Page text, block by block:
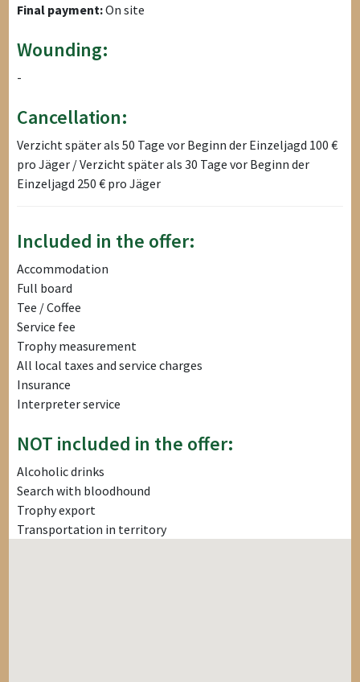
Final payment:On site
Wounding:
-
Cancellation:
Verzicht später als 50 Tage vor Beginn der Einzeljagd 100 €
pro Jäger / Verzicht später als 30 Tage vor Beginn der
Einzeljagd 250 € pro Jäger
Included in the offer:
Accommodation
Full board
Tee / Coffee
Service fee
Trophy measurement
All local taxes and service charges
Insurance
Interpreter service
NOT included in the offer:
Alcoholic drinks
Search with bloodhound
Trophy export
Transportation in territory